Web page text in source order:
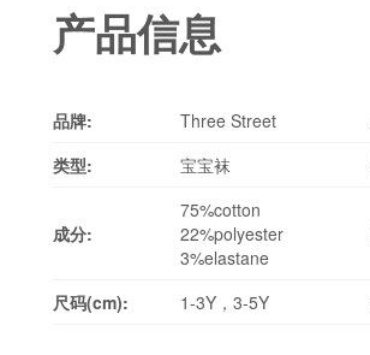
产品信息
品牌: Three Street
类型:
宝宝袜
成分:
75%cotton
22%polyester
3%elastane
尺码(cm): 1-3Y，3-5Y